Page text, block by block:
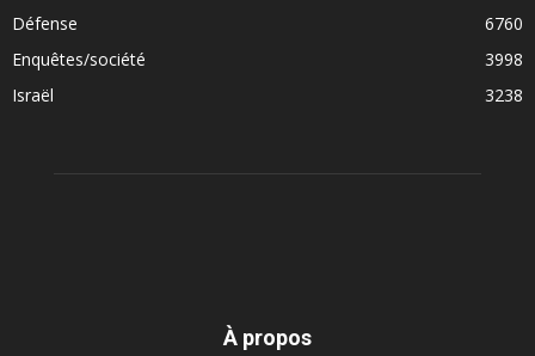
Défense
6760
Enquêtes/société
3998
Israël
3238
À propos